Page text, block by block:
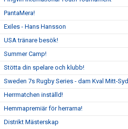
PantaMera!
Exiles - Hans Hansson
USA tränare besök!
Summer Camp!
Stötta din spelare och klubb!
Sweden 7s Rugby Series - dam Kval Mitt-Syd
Herrmatchen inställd!
Hemmapremiär för herrarna!
Distrikt Mästerskap